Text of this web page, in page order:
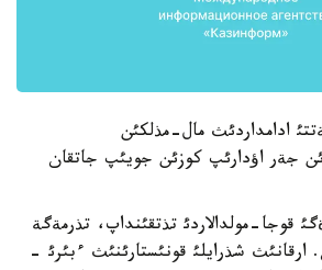
ادامداردئث مال-مذلكئن
جةر اؤدارئپ كوزئن جويئپ جاتقان
قوجا-مولدالاردئ تذتقئنداپ، تذرمةگة
ارقانئث شذرايلئ قونئستارئنئث ءبئرئ -